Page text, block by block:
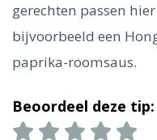
gerechten passen
bijvoorbeeld een
paprika-roomsaus.
Beoordeel deze tip: